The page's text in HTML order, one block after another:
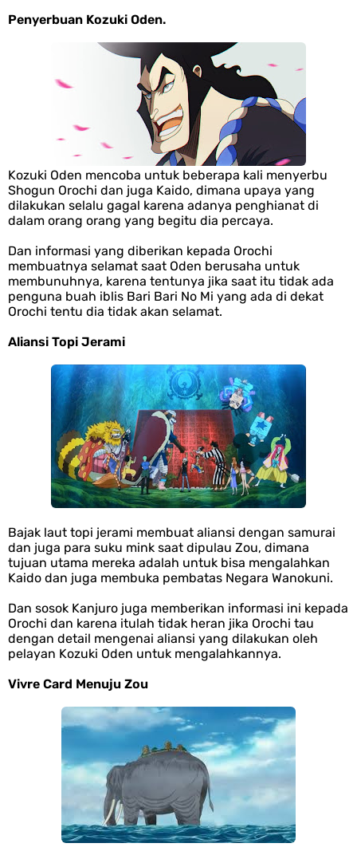
7 Fakta Elbaph One Piece, Menjadi Tempat Yang Sangat Ingin
Dikunjungi Usopp
7 Fakta Ivankov One Piece, Orang Yang Mampu Menipu Sensor
Wanita Milik Sanji
7 Klub Pertama Yang Menjuarai Liga Champions, Apa Klub Jagoan
Kamu Termasuk
Arti Bendera Palau, Negara Kepulauan Yang Berada Di Kawasan
Pasifik Barat
Cara Membuat Linktree Instagram, Sangat Mudah Untuk Kamu
Lakukan Sendiri
7 Fakta Gaban One Piece, Orang Yang Telah Memberikan Kunci Borgol
Milik Loki
Profil Slamet Rahardjo, Aktor Dengan Peran Penting Dalam Perfilman
Indonesia
Resep Roti Panggang, Sangat Mudah Untuk Menjadi Cemilan
Bersama Keluarga
Arti Bendera Seychelles, Negara Kepulauan Yang Terletak Di
Samudra Hindia
Cara Bayar Akulaku Lewat Gopay, Sangat Mudah Dan Tidak Ribet
Sama Sekali
7 Fakta Queen One Piece, All Star Yang Jadi Penanggung Jawab
Penjara Udon
Penyerbuan Kozuki Oden.
Kozuki Oden mencoba untuk beberapa kali menyerbu
Shogun Orochi dan juga Kaido, dimana upaya yang
dilakukan selalu gagal karena adanya penghianat di
dalam orang orang yang begitu dia percaya.
Dan informasi yang diberikan kepada Orochi
membuatnya selamat saat Oden berusaha untuk
membunuhnya, karena tentunya jika saat itu tidak ada
penguna buah iblis Bari Bari No Mi yang ada di dekat
Orochi tentu dia tidak akan selamat.
Aliansi Topi Jerami
Bajak laut topi jerami membuat aliansi dengan samurai
dan juga para suku mink saat dipulau Zou, dimana
tujuan utama mereka adalah untuk bisa mengalahkan
Kaido dan juga membuka pembatas Negara Wanokuni.
Dan sosok Kanjuro juga memberikan informasi ini kepada
Orochi dan karena itulah tidak heran jika Orochi tau
dengan detail mengenai aliansi yang dilakukan oleh
pelayan Kozuki Oden untuk mengalahkannya.
Vivre Card Menuju Zou